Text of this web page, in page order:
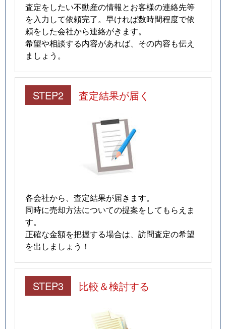
査定をしたい不動産の情報とお客様の連絡先等
を入力して依頼完了。早ければ数時間程度で依
頼をした会社から連絡がきます。
希望や相談する内容があれば、その内容も伝え
ましょう。
STEP2 査定結果が届く
各会社から、査定結果が届きます。
同時に売却方法についての提案をしてもらえま
す。
正確な金額を把握する場合は、訪問査定の希望
を出しましょう！
STEP3 比較＆検討する